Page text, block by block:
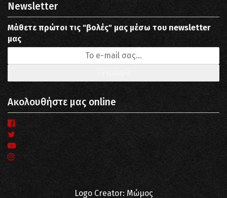
Newsletter
Μάθετε πρώτοι τις "βολές" μας μέσω του newsletter
μας
Ακολουθήστε μας online
Logo Creator: Μώμος